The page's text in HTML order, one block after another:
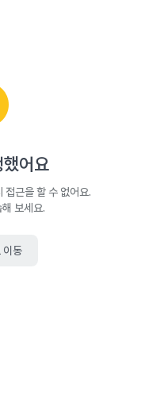
어요
접근을 할 수 없어요.
보세요.
이동